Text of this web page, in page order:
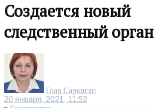
Создается новый
следственный орган
Гоар Саркисян
20 января, 2021, 11:52